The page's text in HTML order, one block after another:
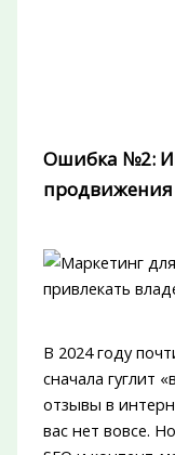
Ошибка №2:
продвижения
В 2024 году
сначала гуглит
отзывы в
вас нет вовсе.